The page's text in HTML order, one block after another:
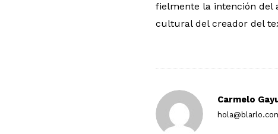
fielmente la intención del
cultural del creador del
Carmelo